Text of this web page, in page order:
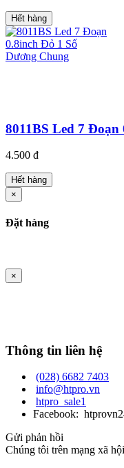
Hết hàng
8011BS Led 7
4.500 đ
Hết hàng
×
Đặt hàng
×
Thông tin liên hệ
(028) 6682 7403
info@htpro.vn
htpro_sale1
Facebook:
Gửi phản hồi
Chúng tôi trên mạng xã hội